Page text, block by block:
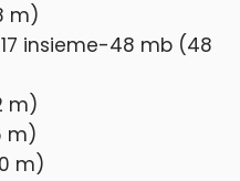
m)
17 insieme-48 mb (48
m)
m)
m)